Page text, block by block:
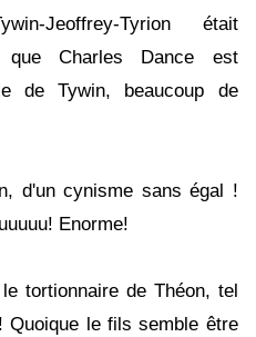
Jeoffrey-Tyrion était
que Charles Dance est
de Tywin, beaucoup de
d'un cynisme sans égal !
Enorme!
tortionnaire de Théon, tel
le fils semble être